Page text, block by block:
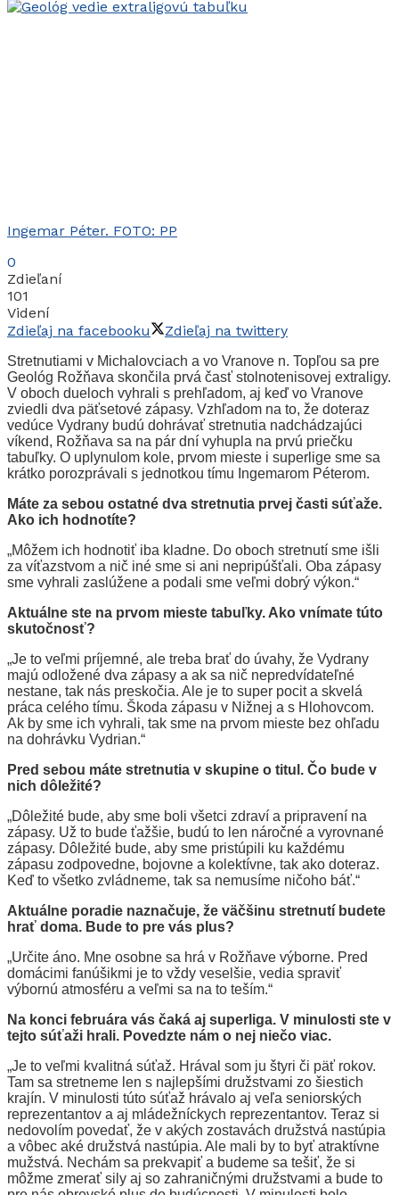
Ingemar Péter. FOTO: PP
0
Zdieľaní
101
Videní
Zdieľaj na facebooku
Zdieľaj na twittery
Stretnutiami v Michalovciach a vo Vranove n. Topľou sa pre
Geológ Rožňava skončila prvá časť stolnotenisovej extraligy.
V oboch dueloch vyhrali s prehľadom, aj keď vo Vranove
zviedli dva päťsetové zápasy. Vzhľadom na to, že doteraz
vedúce Vydrany budú dohrávať stretnutia nadchádzajúci
víkend, Rožňava sa na pár dní vyhupla na prvú priečku
tabuľky. O uplynulom kole, prvom mieste i superlige sme sa
krátko porozprávali s jednotkou tímu Ingemarom Péterom.
Máte za sebou ostatné dva stretnutia prvej časti súťaže.
Ako ich hodnotíte?
„Môžem ich hodnotiť iba kladne. Do oboch stretnutí sme išli
za víťazstvom a nič iné sme si ani nepripúšťali. Oba zápasy
sme vyhrali zaslúžene a podali sme veľmi dobrý výkon.“
Aktuálne ste na prvom mieste tabuľky. Ako vnímate túto
skutočnosť?
„Je to veľmi príjemné, ale treba brať do úvahy, že Vydrany
majú odložené dva zápasy a ak sa nič nepredvídateľné
nestane, tak nás preskočia. Ale je to super pocit a skvelá
práca celého tímu. Škoda zápasu v Nižnej a s Hlohovcom.
Ak by sme ich vyhrali, tak sme na prvom mieste bez ohľadu
na dohrávku Vydrian.“
Pred sebou máte stretnutia v skupine o titul. Čo bude v
nich dôležité?
„Dôležité bude, aby sme boli všetci zdraví a pripravení na
zápasy. Už to bude ťažšie, budú to len náročné a vyrovnané
zápasy. Dôležité bude, aby sme pristúpili ku každému
zápasu zodpovedne, bojovne a kolektívne, tak ako doteraz.
Keď to všetko zvládneme, tak sa nemusíme ničoho báť.“
Aktuálne poradie naznačuje, že väčšinu stretnutí budete
hrať doma. Bude to pre vás plus?
„Určite áno. Mne osobne sa hrá v Rožňave výborne. Pred
domácimi fanúšikmi je to vždy veselšie, vedia spraviť
výbornú atmosféru a veľmi sa na to teším.“
Na konci februára vás čaká aj superliga. V minulosti ste v
tejto súťaži hrali. Povedzte nám o nej niečo viac.
„Je to veľmi kvalitná súťaž. Hrával som ju štyri či päť rokov.
Tam sa stretneme len s najlepšími družstvami zo šiestich
krajín. V minulosti túto súťaž hrávalo aj veľa seniorských
reprezentantov a aj mládežníckych reprezentantov. Teraz si
nedovolím povedať, že v akých zostavách družstvá nastúpia
a vôbec aké družstvá nastúpia. Ale mali by to byť atraktívne
mužstvá. Nechám sa prekvapiť a budeme sa tešiť, že si
môžme zmerať sily aj so zahraničnými družstvami a bude to